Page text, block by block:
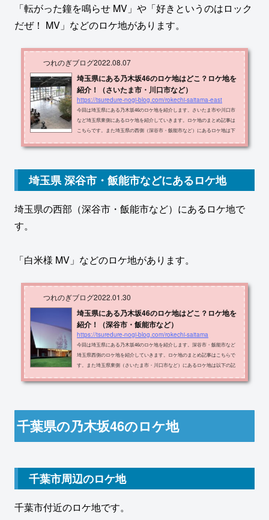
「転がった鐘を鳴らせ MV」や「好きというのはロック
だぜ！ MV」などのロケ地があります。
つれのぎブログ2022.08.07
埼玉県にある乃木坂46のロケ地はどこ？ロケ地を
紹介！（さいたま市・川口市など）
https://tsuredure-nogi-blog.com/rokechi-saitama-east
今回は埼玉県にある乃木坂46のロケ地を紹介します。さいたま市や川口市
など埼玉県東側にあるロケ地を紹介していきます。ロケ地のまとめ記事は
こちらです。また埼玉県の西側（深谷市・飯能市など）にあるロケ地は下
上で示します。オレンジ色の場所が紹介するロケ地です。 ロケ地の名称・
優先度角川武蔵野ミュージアム所沢市東所沢和田３丁目３１−３ところざわ
サクラタウン人は夢を二度見る MV1...
埼玉県 深谷市・飯能市などにあるロケ地
埼玉県の西部（深谷市・飯能市など）にあるロケ地で
す。
「白米様 MV」などのロケ地があります。
つれのぎブログ2022.01.30
埼玉県にある乃木坂46のロケ地はどこ？ロケ地を
紹介！（深谷市・飯能市など）
https://tsuredure-nogi-blog.com/rokechi-saitama
今回は埼玉県にある乃木坂46のロケ地を紹介します。深谷市・飯能市など
埼玉県西側のロケ地を紹介していきます。ロケ地のまとめ記事はこちらで
す。また埼玉県東側（さいたま市・川口市など）にあるロケ地は以下の記
示します。紫色と赤色の場所が紹介するロケ地です。 ロケ地の名称・住
千葉県の乃木坂46のロケ地
千葉市周辺のロケ地
千葉市付近のロケ地です。